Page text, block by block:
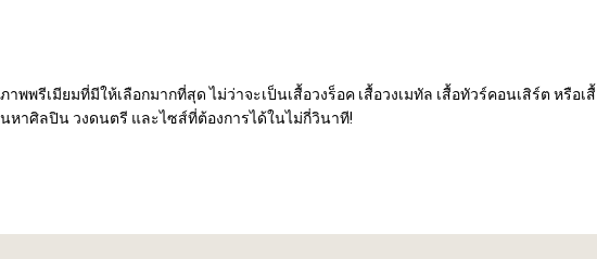
พพรีเมียมที่มีให้เลือกมากที่สุด ไม่ว่าจะเป็นเสื้อวงร็อค เสื้อวงเมทัล เสื้อทัวร์คอนเสิร์ต ห
หาศิลปิน วงดนตรี และไซส์ที่ต้องการได้ในไม่กี่วินาที!